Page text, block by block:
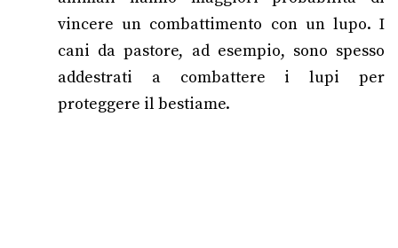
vincere un combattimento con un lupo. I
cani da pastore, ad esempio, sono spesso
addestrati a combattere i lupi per
proteggere il bestiame.